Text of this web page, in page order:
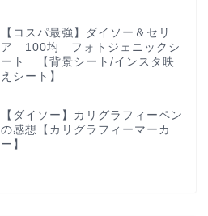
【コスパ最強】ダイソー＆セリ
ア 100均 フォトジェニックシ
ート 【背景シート/インスタ映
えシート】
【ダイソー】カリグラフィーペン
の感想【カリグラフィーマーカ
ー】